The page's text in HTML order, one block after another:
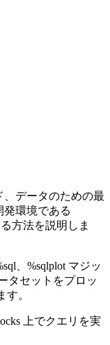
、データのための最
環境である
方法を説明しま
、%sqlplot マジッ
タセットをプロッ
。
上でクエリを実